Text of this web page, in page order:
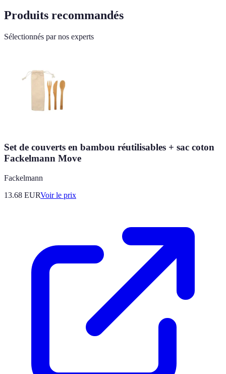
Produits recommandés
Sélectionnés par nos experts
Set de couverts en bambou réutilisables + sac coton
Fackelmann Move
Fackelmann
13.68 EURVoir le prix